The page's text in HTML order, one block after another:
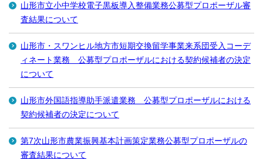
山形市立小中学校電子黒板導入整備業務公募型プロポーザル審
査結果について
山形市・スワンヒル地方市短期交換留学事業来系団受入コーデ
ィネート業務 公募型プロポーザルにおける契約候補者の決定
について
山形市外国語指導助手派遣業務 公募型プロポーザルにおける
契約候補者の決定について
第7次山形市農業振興基本計画策定業務公募型プロポーザルの
審査結果について